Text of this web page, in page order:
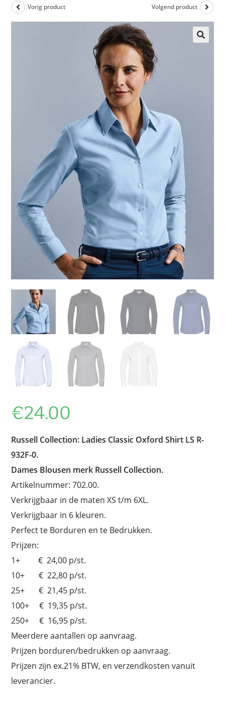
Vorig product Volgend product
€24.00
Russell Collection: Ladies Classic Oxford Shirt LS R-
932F-0.
Dames Blousen merk Russell Collection.
Artikelnummer: 702.00.
Verkrijgbaar in de maten XS t/m 6XL.
Verkrijgbaar in 6 kleuren.
Perfect te Borduren en te Bedrukken.
Prijzen:
1+ € 24,00 p/st.
10+ € 22,80 p/st.
25+ € 21,45 p/st.
100+ € 19,35 p/st.
250+ € 16,95 p/st.
Meerdere aantallen op aanvraag.
Prijzen borduren/bedrukken op aanvraag.
Prijzen zijn ex.21% BTW, en verzendkosten vanuit
leverancier.